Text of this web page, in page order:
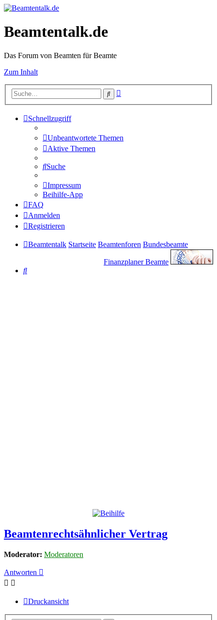
Beamtentalk.de
Das Forum von Beamten für Beamte
Zum Inhalt
Suche
Schnellzugriff
Unbeantwortete Themen
Aktive Themen
Suche
Impressum
Beihilfe-App
FAQ
Anmelden
Registrieren
Beamtentalk Startseite Beamtenforen Bundesbeamte
Finanzplaner Beamte
Suche
Beamtenrechtsähnlicher Vertrag
Moderator: Moderatoren
Antworten
Druckansicht